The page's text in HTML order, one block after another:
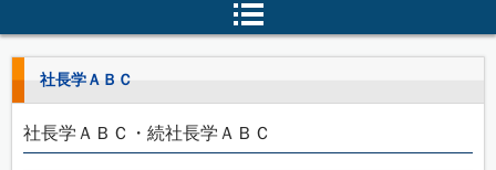
社長学ＡＢＣ
社長学ＡＢＣ・続社長学ＡＢＣ